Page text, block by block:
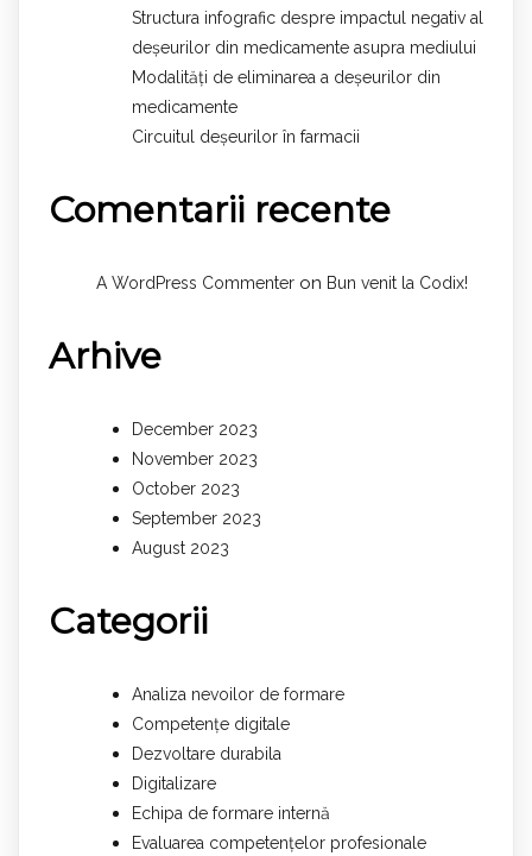
Structura infografic despre impactul negativ al
deșeurilor din medicamente asupra mediului
Modalități de eliminarea a deșeurilor din
medicamente
Circuitul deșeurilor în farmacii
Comentarii recente
A WordPress Commenter on Bun venit la Codix!
Arhive
December 2023
November 2023
October 2023
September 2023
August 2023
Categorii
Analiza nevoilor de formare
Competențe digitale
Dezvoltare durabila
Digitalizare
Echipa de formare internă
Evaluarea competențelor profesionale